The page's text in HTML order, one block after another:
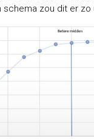
schema zou dit er zo